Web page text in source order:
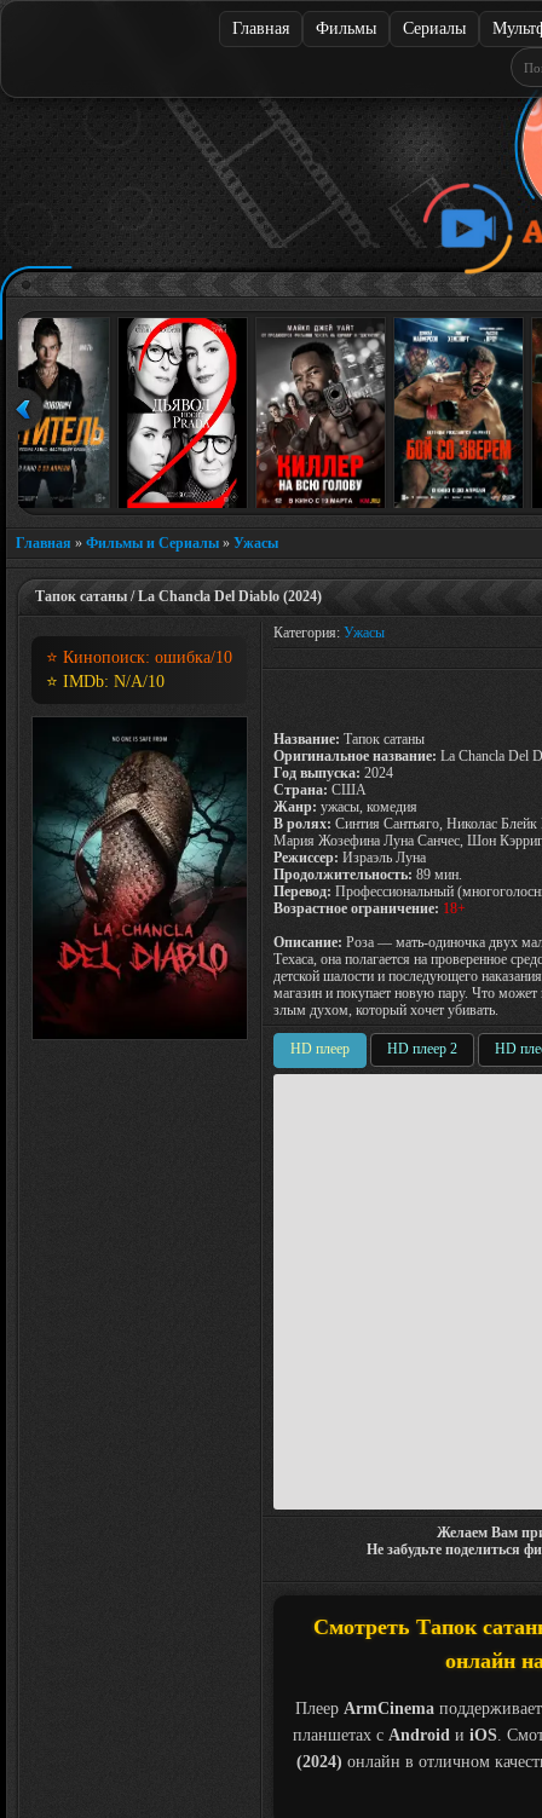
Главная Фильмы Сериалы
Главная » Фильмы и Сериалы » Ужасы
Тапок сатаны / La Chancla Del Diablo (2024)
⭐ Кинопоиск: ошибка/10
⭐ IMDb: N/A/10
Категория: Ужасы
Название: Тапок сатаны
Оригинальное название: La Chancla Del
Год выпуска: 2024
Страна: США
Жанр: ужасы, комедия
В ролях: Синтия Сантьяго, Николас
Мария Жозефина Луна Санчес, Шон
Режиссер: Израэль Луна
Продолжительность: 89 мин.
Перевод: Профессиональный
Возрастное ограничение: 18+
Описание: Роза — мать-одиночка двух
Техаса, она полагается на проверенное
детской шалости и последующего
магазин и покупает новую пару. Что
злым духом, который хочет убивать.
HD плеер HD плеер 2 HD
Желаем Вам
Не забудьте поделиться
Смотреть Тапок
онлайн
Плеер ArmCinema
планшетах с Android и iOS.
(2024) онлайн в отличном